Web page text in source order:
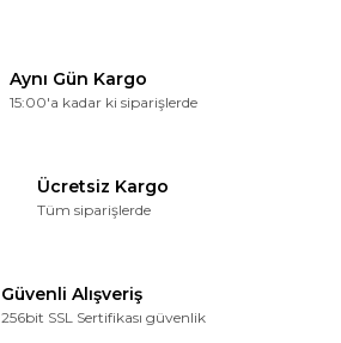
Aynı Gün Kargo
15:00'a kadar ki siparişlerde
Ücretsiz Kargo
Tüm siparişlerde
Güvenli Alışveriş
256bit SSL Sertifikası güvenlik